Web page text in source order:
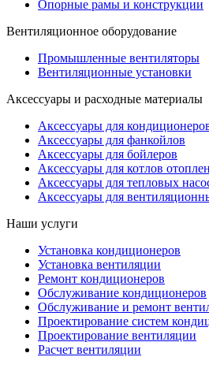
Опорные рамы и конструкции
Вентиляционное оборудование
Промышленные вентиляторы
Вентиляционные установки
Аксессуары и расходные материалы
Аксессуары для
Аксессуары для фанкойлов
Аксессуары для бойлеров
Аксессуары для котлов
Аксессуары для тепловых
Аксессуары для
Наши услуги
Установка кондиционеров
Установка вентиляции
Ремонт кондиционеров
Обслуживание кондиционеров
Обслуживание и ремонт
Проектирование систем
Проектирование вентиляции
Расчет вентиляции